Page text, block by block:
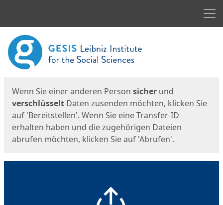
Start
Wenn Sie einer anderen Person sicher und
verschlüsselt Daten zusenden möchten, klicken Sie
auf 'Bereitstellen'. Wenn Sie eine Transfer-ID
erhalten haben und die zugehörigen Dateien
abrufen möchten, klicken Sie auf 'Abrufen'.